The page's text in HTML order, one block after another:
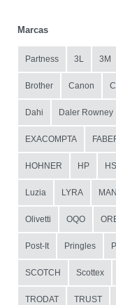
Marcas
Partness 3L 3M
Brother Canon
Dahi Daler Rowney
EXACOMPTA
HOHNER HP
Luzia LYRA
Olivetti OQO
Post-It Pringles
SCOTCH Scottex
TRODAT TRUST